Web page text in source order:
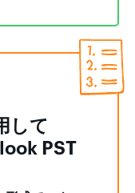
して
PST